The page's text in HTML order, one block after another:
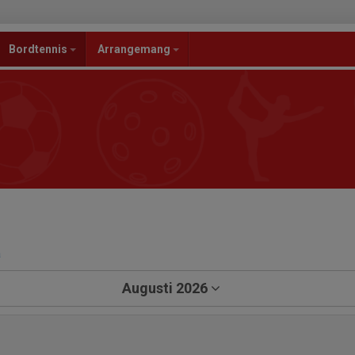
Bordtennis Arrangemang
Augusti 2026